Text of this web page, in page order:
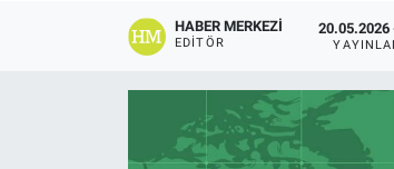
HABER MERKEZI
EDITÖR
20.05.2026
Son Dakika Haberleri